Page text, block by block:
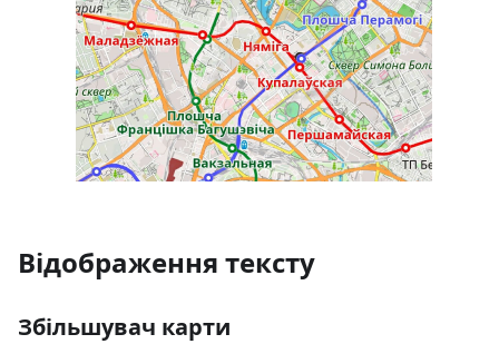
Відображення тексту
Збільшувач карти